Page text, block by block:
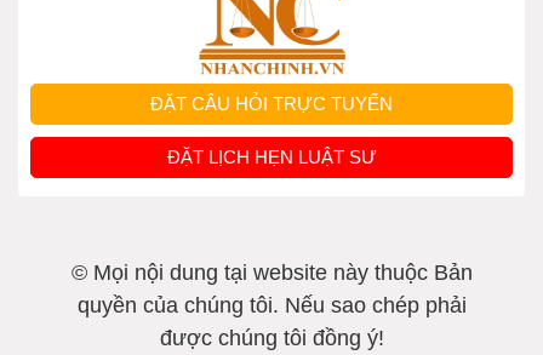
Thủ tục cấp đổi sổ đỏ được thực hiện
ra sao?
Thủ tục chuyển đổi mục đích sử dụng
đất?
Cấp Sổ đỏ cho đất sử dụng trước 01-
7-2014 nhưng không có giấy tờ
ĐẶT CÂU HỎI TRỰC TUYẾN
ĐẶT LỊCH HẸN LUẬT SƯ
© Mọi nội dung tại website này thuộc Bản
quyền của chúng tôi. Nếu sao chép phải
được chúng tôi đồng ý!